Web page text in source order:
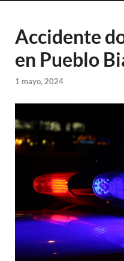
Accidente
en Pueblo
1 mayo, 2024